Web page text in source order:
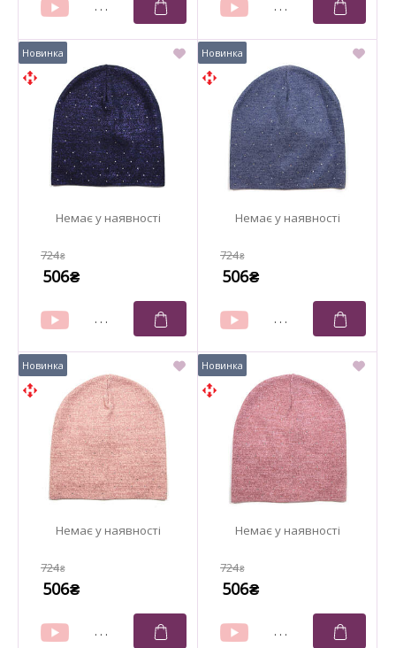
724₴
506₴
724₴
506₴
724₴
506₴
724₴
506₴